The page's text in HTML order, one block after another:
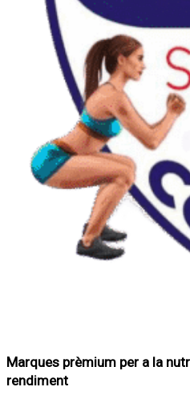
Marques prèmium per a la
rendiment